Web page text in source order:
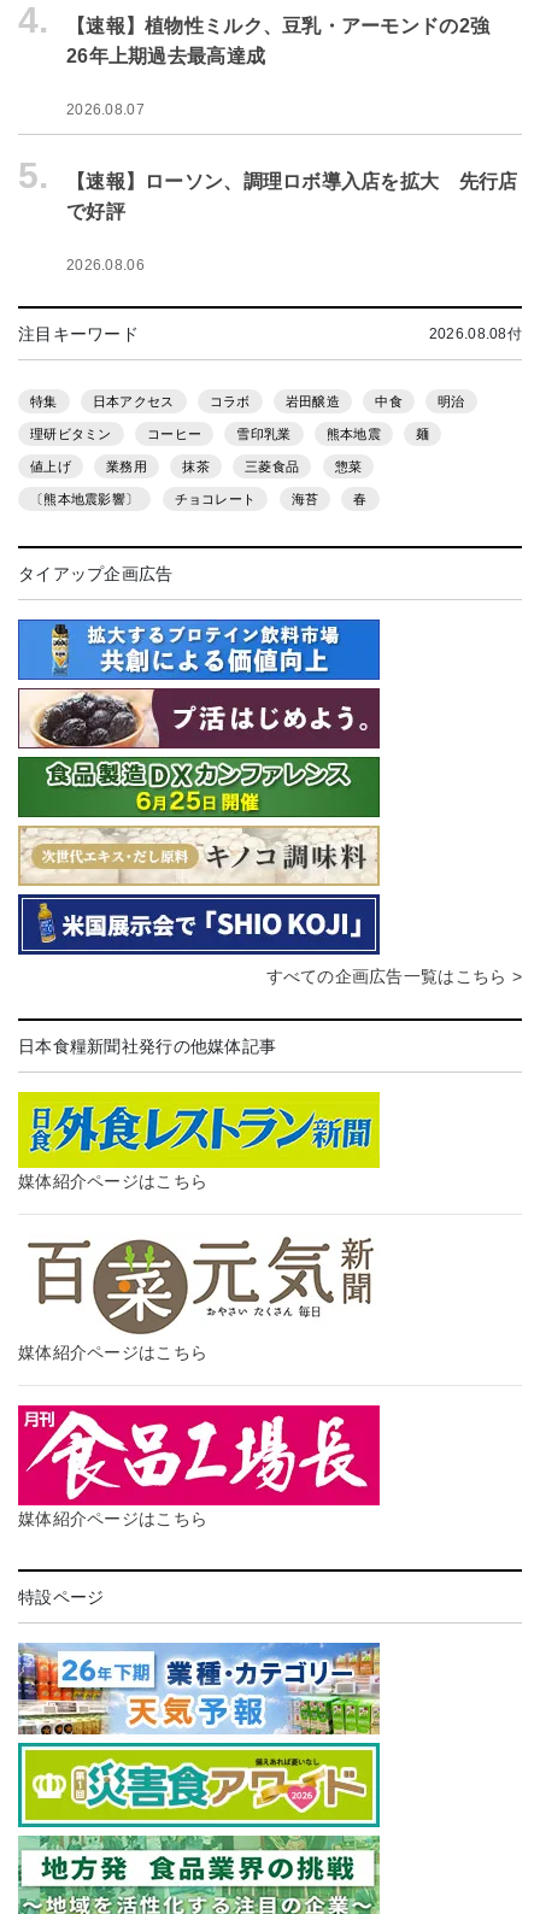
4.
【速報】植物性ミルク、豆乳・アーモンドの2強
26年上期過去最高達成
2026.08.07
5.
【速報】ローソン、調理ロボ導入店を拡大 先行店
で好評
2026.08.06
注目キーワード 2026.08.08付
特集 日本アクセス コラボ 岩田醸造 中食 明治
理研ビタミン コーヒー 雪印乳業 熊本地震 麺
値上げ 業務用 抹茶 三菱食品 惣菜
〔熊本地震影響〕 チョコレート 海苔 春
タイアップ企画広告
すべての企画広告一覧はこちら >
日本食糧新聞社発行の他媒体記事
媒体紹介ページはこちら
媒体紹介ページはこちら
媒体紹介ページはこちら
特設ページ